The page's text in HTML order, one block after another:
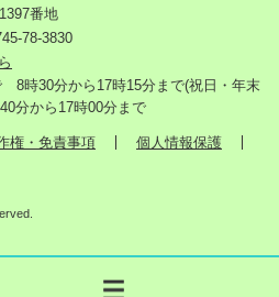
番地
78-3830
8時30分から17時15分まで(祝日・年末
分から17時00分まで
権・免責事項
個人情報保護